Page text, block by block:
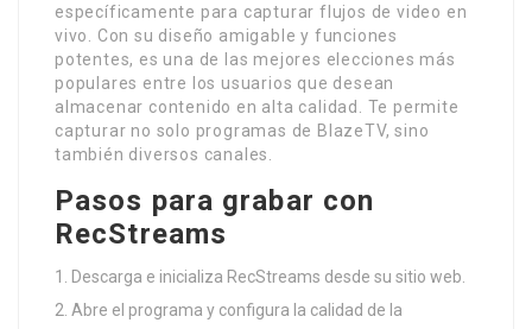
específicamente para capturar flujos de video en
vivo. Con su diseño amigable y funciones
potentes, es una de las mejores elecciones más
populares entre los usuarios que desean
almacenar contenido en alta calidad. Te permite
capturar no solo programas de BlazeTV, sino
también diversos canales.
Pasos para grabar con
RecStreams
Descarga e inicializa RecStreams desde su sitio web.
Abre el programa y configura la calidad de la